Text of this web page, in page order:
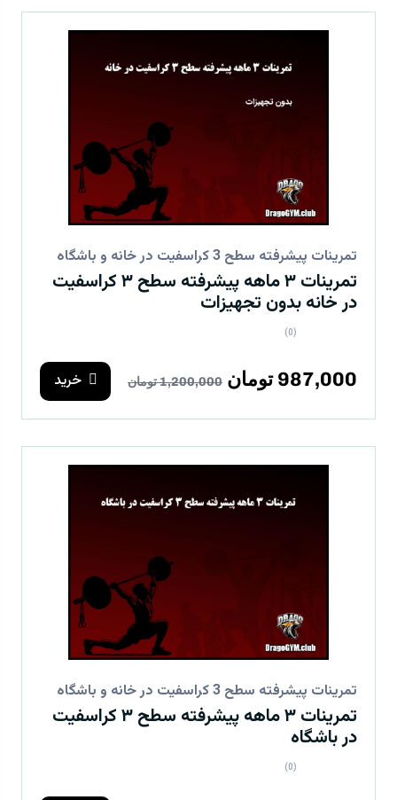
تمرینات پیشرفته سطح 3 کراسفیت در خانه و باشگاه
تمرینات ۳ ماهه پیشرفته سطح ۳ کراسفیت
در خانه بدون تجهیزات
(0)
987,000 تومان 1,200,000 تومان خرید
تمرینات پیشرفته سطح 3 کراسفیت در خانه و باشگاه
تمرینات ۳ ماهه پیشرفته سطح ۳ کراسفیت
در باشگاه
(0)